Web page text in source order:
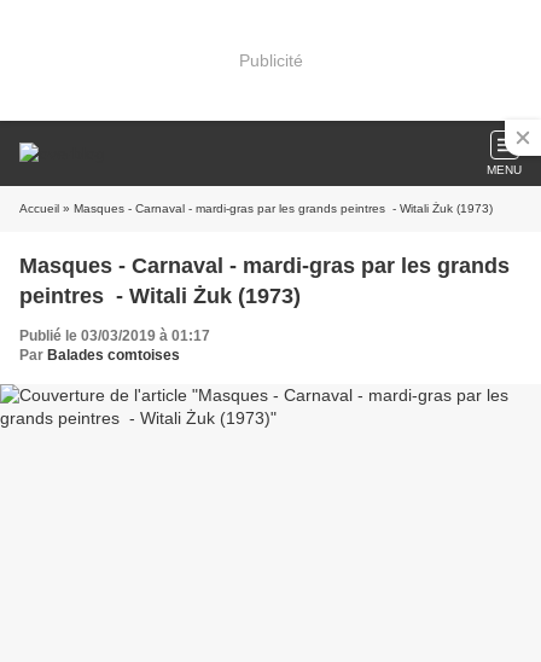
Publicité
MENU
Accueil » Masques - Carnaval - mardi-gras par les grands peintres - Witali Żuk (1973)
Masques - Carnaval - mardi-gras par les grands
peintres - Witali Żuk (1973)
Publié le 03/03/2019 à 01:17
Par Balades comtoises